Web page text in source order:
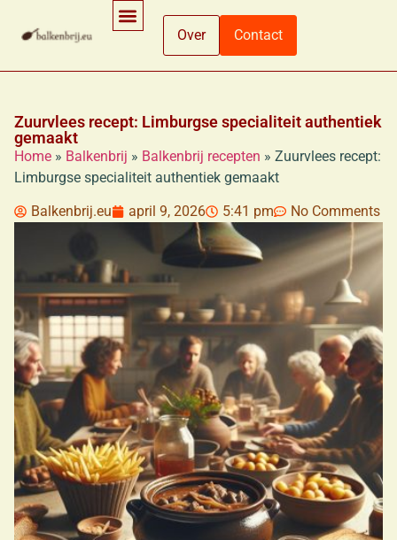
Over Contact
Zuurvlees recept: Limburgse specialiteit authentiek
gemaakt
Home » Balkenbrij » Balkenbrij recepten » Zuurvlees recept:
Limburgse specialiteit authentiek gemaakt
Balkenbrij.eu april 9, 2026 5:41 pm No Comments